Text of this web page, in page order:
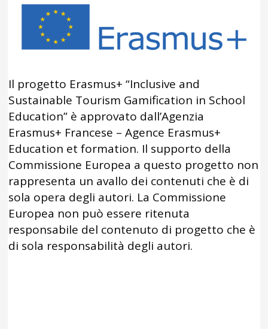
Il progetto Erasmus+ “Inclusive and
Sustainable Tourism Gamification in School
Education” è approvato dall’Agenzia
Erasmus+ Francese – Agence Erasmus+
Education et formation. Il supporto della
Commissione Europea a questo progetto non
rappresenta un avallo dei contenuti che è di
sola opera degli autori. La Commissione
Europea non può essere ritenuta
responsabile del contenuto di progetto che è
di sola responsabilità degli autori.